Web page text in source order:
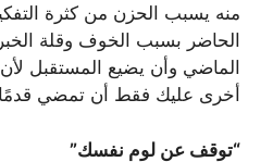
منه يسبب الحزن من كثرة
الحاضر بسبب الخوف وقلة
الماضي وأن يضيع المستقبل
أخرى عليك فقط أن تمضي
“توقف عن لوم نفسك”